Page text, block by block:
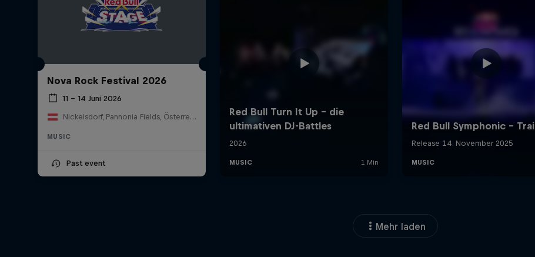
Nova Rock Festival 2026
11 – 14 Juni 2026
Nickelsdorf, Pannonia Fields, Österreich
MUSIC
Past event
Mehr laden